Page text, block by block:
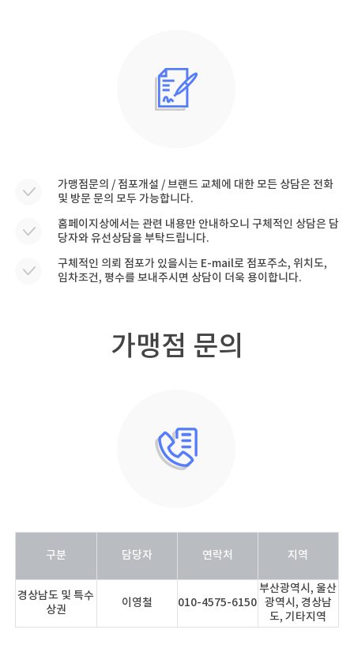
가맹점문의 / 점포개설 / 브랜드 교체에 대한 모든 상담은 전화
및 방문 문의 모두 가능합니다.
홈페이지상에서는 관련 내용만 안내하오니 구체적인 상담은 담
당자와 유선상담을 부탁드립니다.
구체적인 의뢰 점포가 있을시는 E-mail로 점포주소, 위치도,
임차조건, 평수를 보내주시면 상담이 더욱 용이합니다.
가맹점 문의
구분 담당자 연락처 지역
경상남도 및 특수
상권
이영철 010-4575-6150
부산광역시, 울산
광역시, 경상남
도, 기타지역